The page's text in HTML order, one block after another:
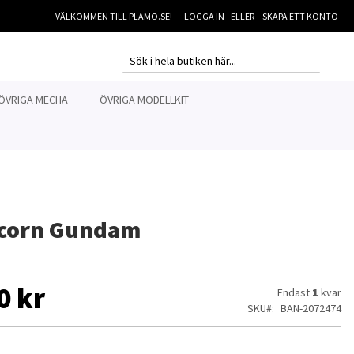
VÄLKOMMEN TILL PLAMO.SE! LOGGA IN SKAPA ETT KONTO
SEARCH
MECHA
ÖVRIGA MODELLKIT
Gundam
kr Endast 1 kvar
SKU
BAN-2072474